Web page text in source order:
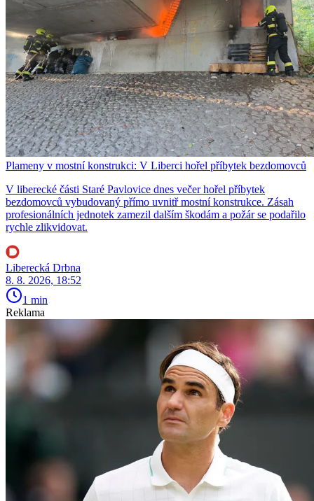
Plameny v mostní konstrukci: V Liberci hořel příbytek bezdomovců
V liberecké části Staré Pavlovice dnes večer hořel příbytek
bezdomovců vybudovaný přímo uvnitř mostní konstrukce. Zásah
profesionálních jednotek zamezil dalším škodám a požár se podařilo
rychle zlikvidovat.
Liberecká Drbna
8. 8. 2026, 18:52
1 min
Reklama